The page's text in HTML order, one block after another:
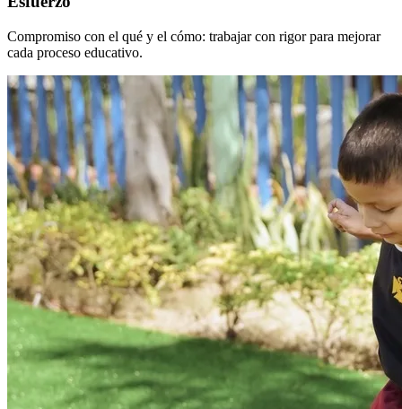
Compromiso con el qué y el cómo: trabajar con rigor para mejorar
cada proceso educativo.